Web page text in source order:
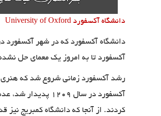
دانشگاه آکسفورد University of Oxford
دانشگاه آکسفورد که در شهر آکسفورد
آکسفورد تا به امروز یک معمای حل نشده است، اما مشخص شده که
رشد آکسفورد زمانی شروع شد که هنری
آکسفورد در سال
کردند. از آنجا که دانشگاه کمبریج نیز